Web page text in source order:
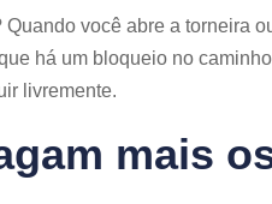
você abre a torneira
há um bloqueio no
livremente.
mais